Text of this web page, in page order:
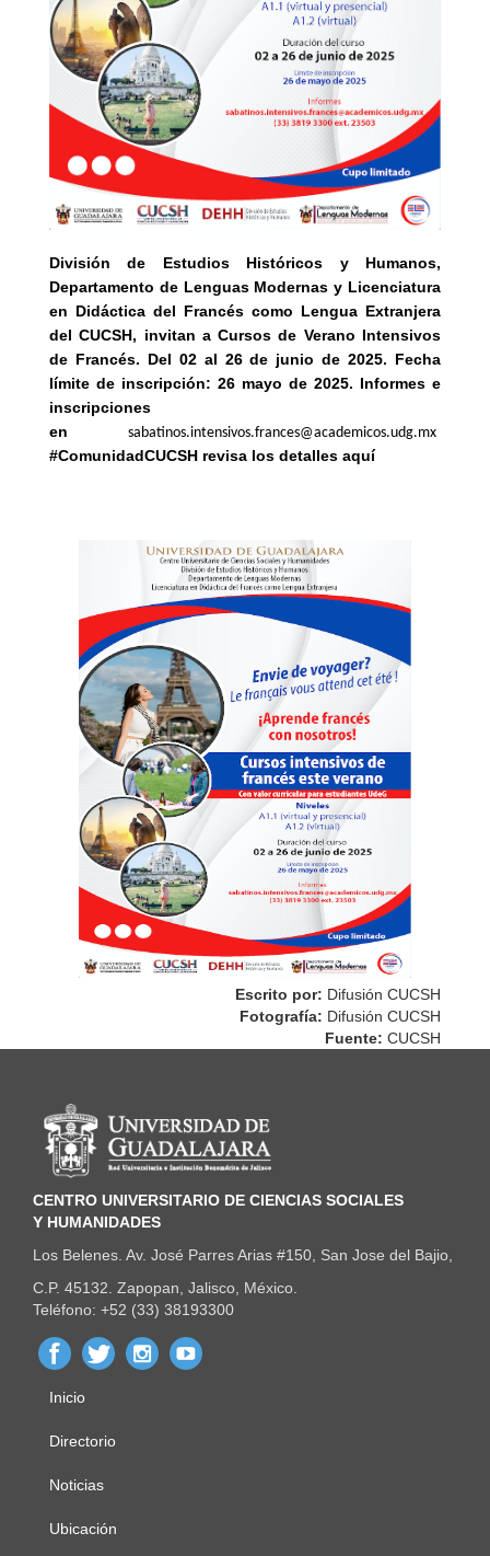
División de Estudios Históricos y Humanos,
Departamento de Lenguas Modernas y Licenciatura
en Didáctica del Francés como Lengua Extranjera
del CUCSH, invitan a Cursos de Verano Intensivos
de Francés. Del 02 al 26 de junio de 2025. Fecha
límite de inscripción: 26 mayo de 2025. Informes e
inscripciones
en sabatinos.intensivos.frances@academicos.udg.mx
#ComunidadCUCSH revisa los detalles aquí
Escrito por: Difusión CUCSH
Fotografía: Difusión CUCSH
Fuente: CUCSH
Información del portal
CENTRO UNIVERSITARIO DE CIENCIAS SOCIALES
Y HUMANIDADES
Los Belenes. Av. José Parres Arias #150, San Jose del Bajio,
C.P. 45132. Zapopan, Jalisco, México.
Teléfono: +52 (33) 38193300
Menú
principal
Inicio
Directorio
Noticias
Ubicación